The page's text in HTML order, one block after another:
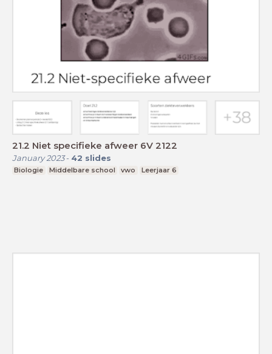
21.2 Niet specifieke afweer 6V 2122
January 2023- 42 slides
Biologie Middelbare school vwo Leerjaar 6